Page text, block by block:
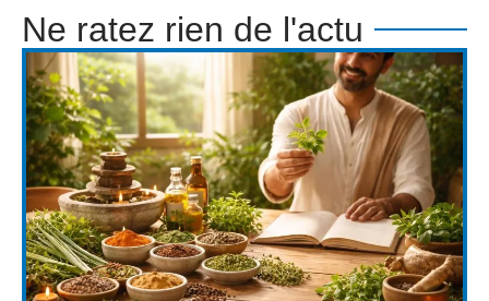
Ne ratez rien de l'actu